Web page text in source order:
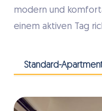
modern und
einem aktiven Tag
Standard-